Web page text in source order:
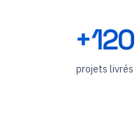
+120
projets livrés